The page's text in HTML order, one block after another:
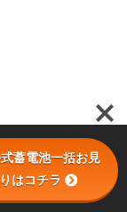
蓄電池一括お見
はコチラ